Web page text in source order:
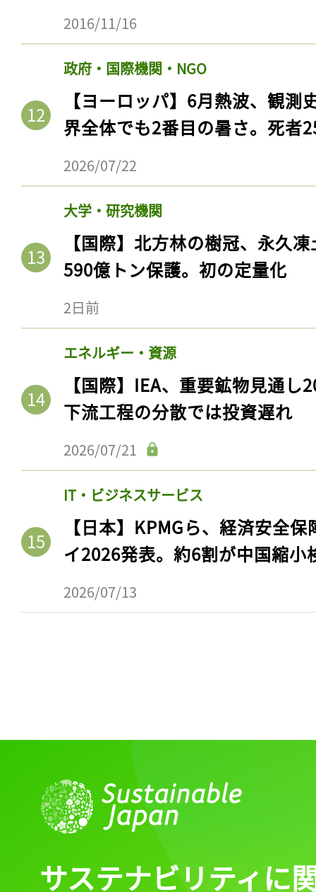
2016/11/16
政府・国際機関・NGO
【ヨーロッパ】6月熱波、観
界全体でも2番目の暑さ。死者
2026/07/22
大学・研究機関
【国際】北方林の樹冠、永久
590億トン保護。初の定量化
2日前
エネルギー・資源
【国際】IEA、重要鉱物見通
下流工程の分散では投資遅れ
2026/07/21
IT・ビジネスサービス
【日本】KPMGら、経済安全
イ2026発表。約6割が中国縮小
2026/07/13
記事をお気に入りに
ログインが必
ログイン
サステナビリティに